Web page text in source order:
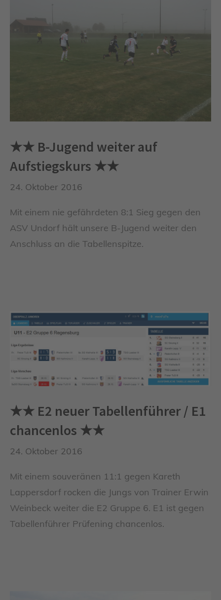
★★ B-Jugend weiter auf
Aufstiegskurs ★★
24. Oktober 2016
Mit einem nie gefährdeten 8:1 Sieg gegen den
ASV Undorf hält unsere B-Jugend weiter den
Anschluss an die Tabellenspitze.
★★ E2 neuer Tabellenführer / E1
chancenlos ★★
24. Oktober 2016
Mit einem souveränen 11:1 gegen Kareth
Lappersdorf rocken die Jungs von Trainer Erwin
Weinbeck weiter die E2 Gruppe 6. E1 ist gegen
Tabellenführer Prüfening chancenlos.